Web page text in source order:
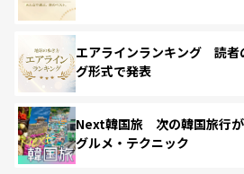
エアラインランキング 読者
グ形式で発表
Next韓国旅 次の韓国旅行が
グルメ・テクニック